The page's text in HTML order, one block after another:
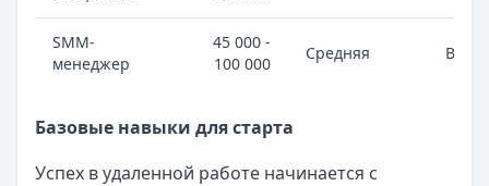
SMM-
менеджер
45 000 -
100 000
Средняя
Базовые навыки для старта
Успех в удаленной работе начинается с